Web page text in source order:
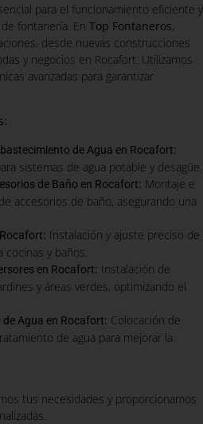
para el funcionamiento eficiente y
fontanería. En Top Fontaneros,
desde nuevas construcciones
y negocios en Rocafort. Utilizamos
avanzadas para garantizar
de Agua en Rocafort:
sistemas de agua potable y desagüe.
de Baño en Rocafort: Montaje e
accesorios de baño, asegurando una
: Instalación y ajuste preciso de
cocinas y baños.
en Rocafort: Instalación de
y áreas verdes, optimizando el
Agua en Rocafort: Colocación de
de agua para mejorar la
tus necesidades y proporcionamos